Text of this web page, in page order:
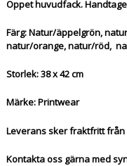
Öppet huvudfack.
Färg: Natur/äppelgrön,
natur/orange, natur/röd,
Storlek: 38 x 42 cm
Märke: Printwear
Leverans sker fraktfritt från
Kontakta oss gärna med